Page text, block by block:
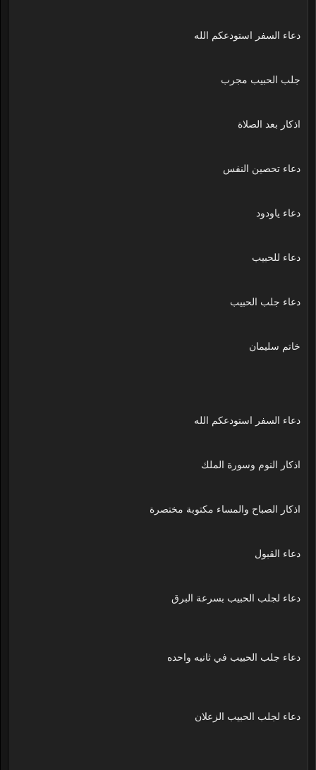
دعاء السفر استودعكم الله
جلب الحبيب مجرب
اذكار بعد الصلاة
دعاء تحصين النفس
دعاء ياودود
دعاء للحبيب
دعاء جلب الحبيب
خاتم سليمان
دعاء السفر استودعكم الله
اذكار النوم وسورة الملك
اذكار الصباح والمساء مكتوبة مختصرة
دعاء القبول
دعاء لجلب الحبيب بسرعة البرق
دعاء جلب الحبيب في ثانيه واحده
دعاء لجلب الحبيب الزعلان